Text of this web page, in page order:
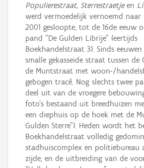
Aanmelden
Populierestraat, Sterrestraetjeen
werd vermoedelijk vernoemd
2001 gesloopte, tot de 16de eeuw
pand “De Gulden Librije” (eertijds
Boekhandelstraat 3). Sinds
smalle gekasseide straat tussen de
de Muntstraat met woon-/
gebogen tracé. Nog slechts twee
deel uit van de vroegere
foto's bestaand uit breedhuizen
een diephuis op de hoek met de
Gulden Sterre"). Heden wordt het
Boekhandelstraat volledig
stadhuiscomplex en politiebureau
zijde, en de uitbreiding van de